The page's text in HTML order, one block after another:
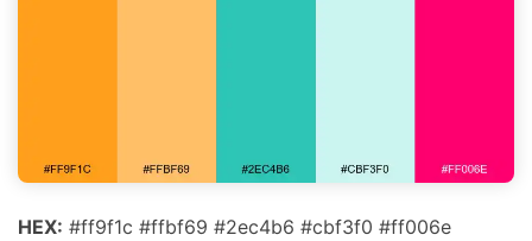
HEX: #ff9f1c #ffbf69 #2ec4b6 #cbf3f0 #ff006e